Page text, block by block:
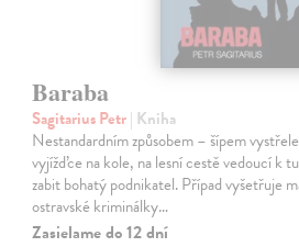
Baraba
Sagitarius Petr| Kniha
Nestandardním způsobem – šípem
vyjížďce na kole, na lesní cestě vedoucí k
zabit bohatý podnikatel. Případ vyšetřuje
ostravské kriminálky…
Zasielame do 12 dní